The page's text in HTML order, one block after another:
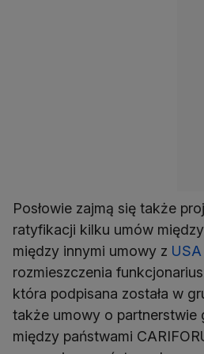
Posłowie zajmą się także
ratyfikacji kilku umów
między innymi umowy z USA
rozmieszczenia
która podpisana została w
także umowy o partnerstwie
między państwami